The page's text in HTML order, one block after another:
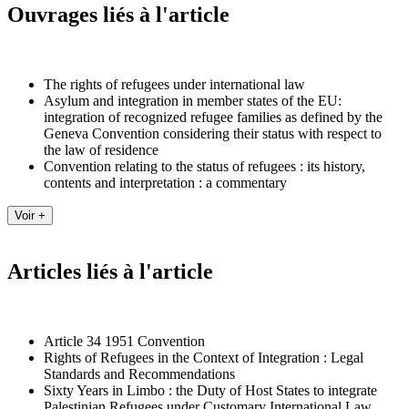
Ouvrages liés à l'article
The rights of refugees under international law
Asylum and integration in member states of the EU:
integration of recognized refugee families as defined by the
Geneva Convention considering their status with respect to
the law of residence
Convention relating to the status of refugees : its history,
contents and interpretation : a commentary
Articles liés à l'article
Article 34 1951 Convention
Rights of Refugees in the Context of Integration : Legal
Standards and Recommendations
Sixty Years in Limbo : the Duty of Host States to integrate